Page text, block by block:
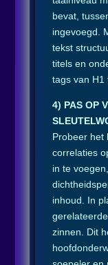
bevat,
ingevoegd.
tekst
titels en
tags van H1
4) PAS OP
Probeer het
correlaties
in te
inhoud. In
zinnen. Dit